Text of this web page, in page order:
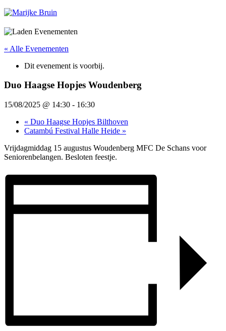
« Alle Evenementen
Dit evenement is voorbij.
Duo Haagse Hopjes Woudenberg
15/08/2025 @ 14:30 - 16:30
« Duo Haagse Hopjes Bilthoven
Catambú Festival Halle Heide »
Vrijdagmiddag 15 augustus Woudenberg MFC De Schans voor
Seniorenbelangen. Besloten feestje.